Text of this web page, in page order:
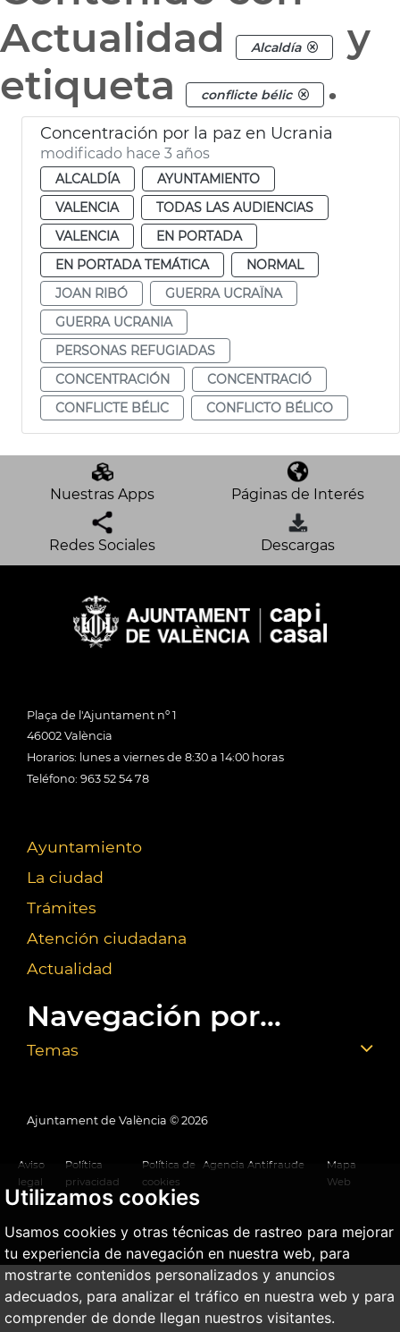
Utilizamos cookies
Usamos cookies y otras técnicas de rastreo para mejorar
tu experiencia de navegación en nuestra web, para
mostrarte contenidos personalizados y anuncios
adecuados, para analizar el tráfico en nuestra web y para
comprender de donde llegan nuestros visitantes.
Actualidad
Alcaldía
y
etiqueta
conflicte bélic .
Concentración por la paz en Ucrania
modificado hace 3 años
ALCALDÍA
AYUNTAMIENTO
VALENCIA
TODAS LAS AUDIENCIAS
VALENCIA
EN PORTADA
EN PORTADA TEMÁTICA
NORMAL
JOAN RIBÓ
GUERRA UCRAÏNA
GUERRA UCRANIA
PERSONAS REFUGIADAS
CONCENTRACIÓN
CONCENTRACIÓ
CONFLICTE BÉLIC
CONFLICTO BÉLICO
Nuestras Apps Páginas de Interés
Redes Sociales Descargas
Plaça de l'Ajuntament nº 1
46002 València
Horarios: lunes a viernes de 8:30 a 14:00 horas
Teléfono: 963 52 54 78
Ayuntamiento
La ciudad
Trámites
Atención ciudadana
Actualidad
Navegación por...
Temas
Ajuntament de València © 2026
Aviso
legal
Política
privacidad
Política de
cookies
Agencia Antifraude
Mapa
Web